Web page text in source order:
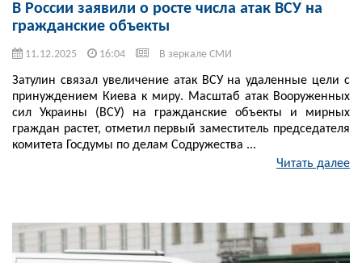
В России заявили о росте числа атак ВСУ на
гражданские объекты
11.12.2025 16:04 В зеркале СМИ
Затулин связал увеличение атак ВСУ на удаленные цели с
принуждением Киева к миру. Масштаб атак Вооруженных
сил Украины (ВСУ) на гражданские объекты и мирных
граждан растет, отметил первый заместитель председателя
комитета Госдумы по делам Содружества ...
Читать далее